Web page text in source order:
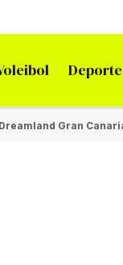
Dreamland Gran